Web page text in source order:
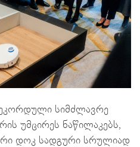
სიმძლავრე
უმცირეს ნაწილაკებს,
დოკ სადგური სრულიად